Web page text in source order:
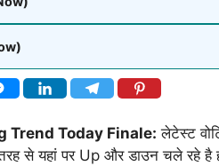
Trend Today Finale: लेटेस्ट
से यहां पर Up और डाउन चले रहे है